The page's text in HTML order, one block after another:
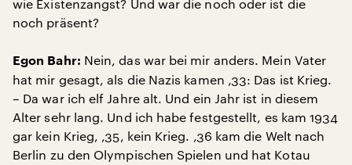
wie Existenzangst? Und war die noch oder ist die
noch präsent?
Egon Bahr: Nein, das war bei mir anders. Mein Vater
hat mir gesagt, als die Nazis kamen ‚33: Das ist Krieg.
– Da war ich elf Jahre alt. Und ein Jahr ist in diesem
Alter sehr lang. Und ich habe festgestellt, es kam 1934
gar kein Krieg, ‚35, kein Krieg. ‚36 kam die Welt nach
Berlin zu den Olympischen Spielen und hat Kotau